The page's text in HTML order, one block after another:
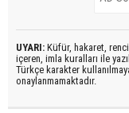
UYARI: Küfür, hakaret,
içeren, imla kuralları ile
Türkçe karakter
onaylanmamaktadır.